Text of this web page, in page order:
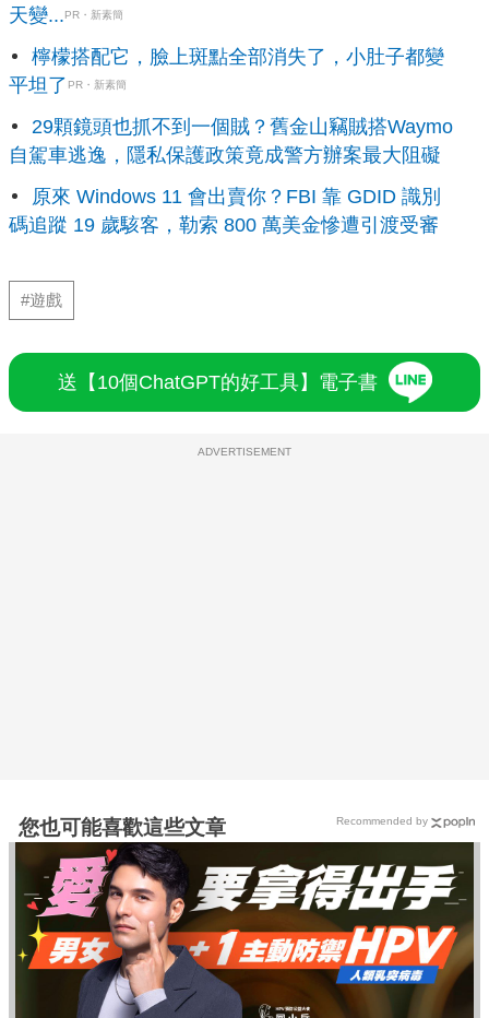
天變...PR・新素簡
檸檬搭配它，臉上斑點全部消失了，小肚子都變
平坦了 PR・新素簡
29顆鏡頭也抓不到一個賊？舊金山竊賊搭Waymo
自駕車逃逸，隱私保護政策竟成警方辦案最大阻礙
原來 Windows 11 會出賣你？FBI 靠 GDID 識別
碼追蹤 19 歲駭客，勒索 800 萬美金慘遭引渡受審
#遊戲
送【10個ChatGPT的好工具】電子書
ADVERTISEMENT
您也可能喜歡這些文章 Recommended by